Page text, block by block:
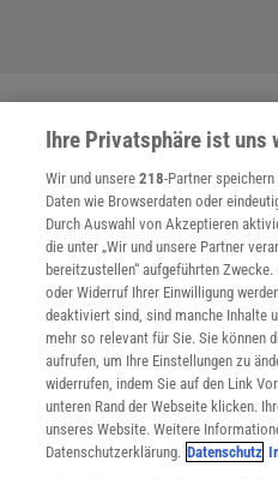
THEMENKANÄLE
Ihre Privatsphäre ist uns
Wir und unsere218-Partner
Daten wie Browserdaten oder
Durch Auswahl von Akzeptieren
die unter „Wir und unsere Partner
bereitzustellen“ aufgeführten
oder Widerruf Ihrer Einwilligung
deaktiviert sind, sind manche Inhalte
mehr so relevant für Sie. Sie können
aufrufen, um Ihre Einstellungen zu
widerrufen, indem Sie auf den Link
unteren Rand der Webseite klicken.
unseres Website. Weitere
Datenschutzerklärung. Datenschutz